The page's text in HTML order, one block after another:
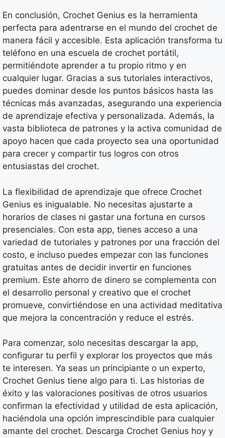
En conclusión, Crochet Genius es la herramienta
perfecta para adentrarse en el mundo del crochet de
manera fácil y accesible. Esta aplicación transforma tu
teléfono en una escuela de crochet portátil,
permitiéndote aprender a tu propio ritmo y en
cualquier lugar. Gracias a sus tutoriales interactivos,
puedes dominar desde los puntos básicos hasta las
técnicas más avanzadas, asegurando una experiencia
de aprendizaje efectiva y personalizada. Además, la
vasta biblioteca de patrones y la activa comunidad de
apoyo hacen que cada proyecto sea una oportunidad
para crecer y compartir tus logros con otros
entusiastas del crochet.
La flexibilidad de aprendizaje que ofrece Crochet
Genius es inigualable. No necesitas ajustarte a
horarios de clases ni gastar una fortuna en cursos
presenciales. Con esta app, tienes acceso a una
variedad de tutoriales y patrones por una fracción del
costo, e incluso puedes empezar con las funciones
gratuitas antes de decidir invertir en funciones
premium. Este ahorro de dinero se complementa con
el desarrollo personal y creativo que el crochet
promueve, convirtiéndose en una actividad meditativa
que mejora la concentración y reduce el estrés.
Para comenzar, solo necesitas descargar la app,
configurar tu perfil y explorar los proyectos que más
te interesen. Ya seas un principiante o un experto,
Crochet Genius tiene algo para ti. Las historias de
éxito y las valoraciones positivas de otros usuarios
confirman la efectividad y utilidad de esta aplicación,
haciéndola una opción imprescindible para cualquier
amante del crochet. Descarga Crochet Genius hoy y